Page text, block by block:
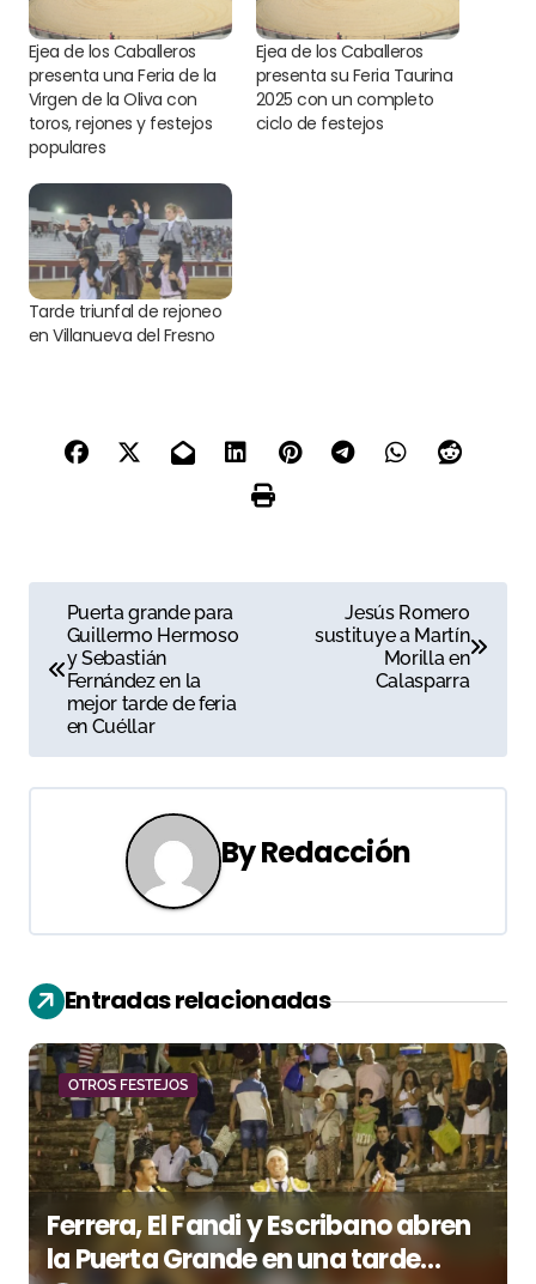
Ejea de los Caballeros
presenta una Feria de la
Virgen de la Oliva con
toros, rejones y festejos
populares
Ejea de los Caballeros
presenta su Feria Taurina
2025 con un completo
ciclo de festejos
Tarde triunfal de rejoneo
en Villanueva del Fresno
a
e
g
i
ó
n
d
e
e
n
Puerta grande para
Guillermo Hermoso
y Sebastián
Fernández en la
mejor tarde de feria
en Cuéllar
Jesús Romero
sustituye a Martín
Morilla en
Calasparra
ByRedacción
Entradas relacionadas
OTROS FESTEJOS
Ferrera, El Fandi y Escribano abren
la Puerta Grande en una tarde